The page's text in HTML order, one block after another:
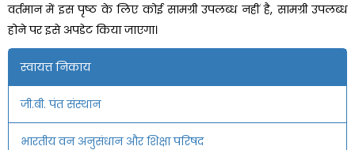
स्वायत्त निकाय
जी.बी. पंत संस्थान
भारतीय वन अनुसंधान और शिक्षा परिषद
वर्तमान में इस पृष्ठ के लिए कोई सामग्री उपलब्ध नहीं है, सामग्री उपलब्ध
होने परइसे अपडेट किया जाएगा।